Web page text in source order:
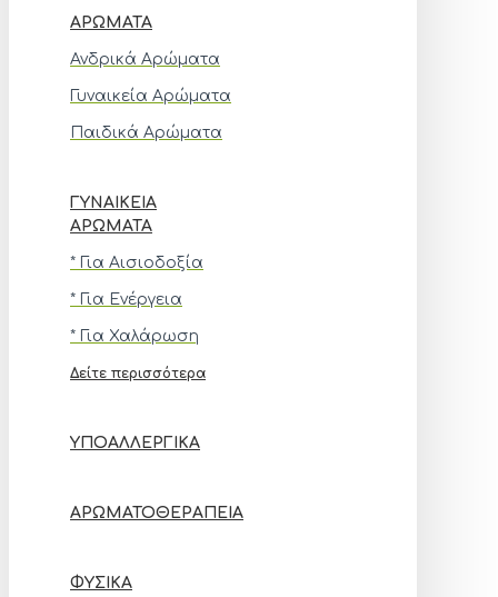
ΑΡΏΜΑΤΑ
Ανδρικά Αρώματα
Γυναικεία Αρώματα
Παιδικά Αρώματα
ΓΥΝΑΙΚΕΊΑ
ΑΡΏΜΑΤΑ
* Για Αισιοδοξία
* Για Ενέργεια
* Για Χαλάρωση
Δείτε περισσότερα
ΥΠΟΑΛΛΕΡΓΙΚΆ
ΑΡΩΜΑΤΟΘΕΡΑΠΕΊΑ
ΦΥΣΙΚΆ